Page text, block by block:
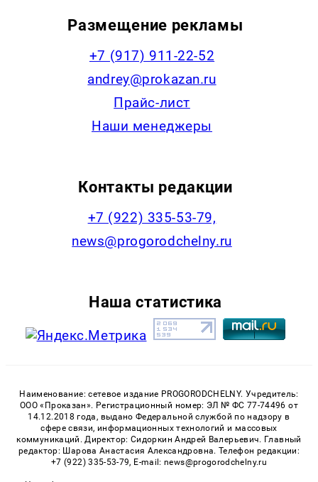
Размещение рекламы
+7 (917) 911-22-52
andrey@prokazan.ru
Прайс-лист
Наши менеджеры
Контакты редакции
+7 (922) 335-53-79,
news@progorodchelny.ru
Наша статистика
Наименование: сетевое издание PROGORODCHELNY. Учредитель:
ООО «Проказан». Регистрационный номер: ЭЛ № ФС 77-74496 от
14.12.2018 года, выдано Федеральной службой по надзору в
сфере связи, информационных технологий и массовых
коммуникаций. Директор: Сидоркин Андрей Валерьевич. Главный
редактор: Шарова Анастасия Александровна. Телефон редакции:
+7 (922) 335-53-79, E-mail: news@progorodchelny.ru